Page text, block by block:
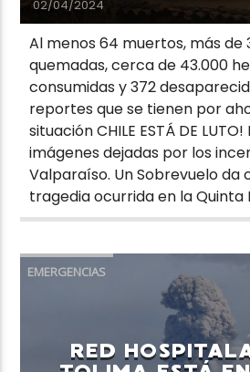
02/04/2024
Al menos 64 muertos, más de
quemadas, cerca de 43.000
consumidas y 372
reportes que se tienen por
situación CHILE ESTÁ DE
imágenes dejadas por los
Valparaíso. Un Sobrevuelo da
tragedia ocurrida en la Quinta
EMERGENCIAS
RED